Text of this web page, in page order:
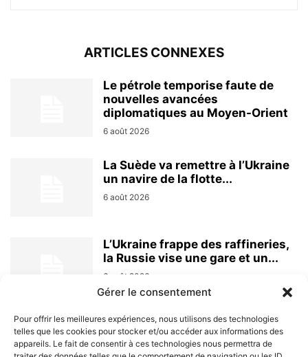
Gérer le consentement
Pour offrir les meilleures expériences, nous utilisons des technologies
telles que les cookies pour stocker et/ou accéder aux informations des
appareils. Le fait de consentir à ces technologies nous permettra de
ARTICLES CONNEXES
Le pétrole temporise faute de
nouvelles avancées
diplomatiques au Moyen-Orient
6 août 2026
La Suède va remettre à l’Ukraine
un navire de la flotte...
6 août 2026
L’Ukraine frappe des raffineries,
la Russie vise une gare et un...
6 août 2026